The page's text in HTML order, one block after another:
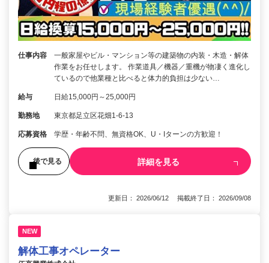
仕事内容
一般家屋やビル・マンション等の建築物の内装・木造・解体
作業をお任せします。 作業道具／機器／重機が物凄く進化し
ているので他業種と比べると体力的負担は少ない…
給与 日給15,000円～25,000円
勤務地 東京都足立区花畑1-6-13
応募資格 学歴・年齢不問、無資格OK、U・Iターンの方歓迎！
後で見る 詳細を見る
更新日： 2026/06/12 掲載終了日： 2026/09/08
NEW
解体工事オペレーター